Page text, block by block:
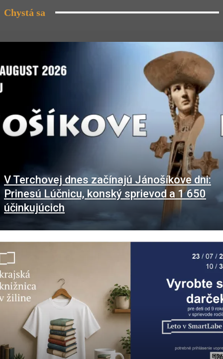
Chystá sa
V Terchovej dnes začínajú Jánošíkove dni:
Prinesú Lúčnicu, konský sprievod a 1 650
účinkujúcich